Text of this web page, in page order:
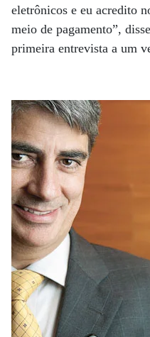
eletrônicos e eu acredito
meio de pagamento”,
primeira entrevista a um